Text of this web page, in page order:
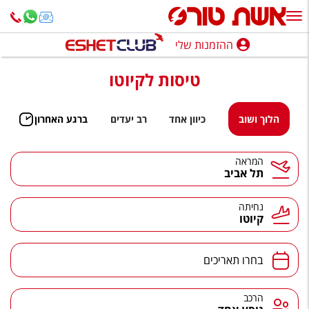
ההזמנות שלי
חופשה לפי סגנון
מלונות באילת
טיולים מאורגנים
סגנונות טיול
חבילות נופש
הרגע האחרון
חבילות בריאות וספא
ההזמנות שלי
טיסות לקיוטו
הלוך ושוב כיוון אחד רב יעדים ברגע האחרון
המראה
תל אביב
נחיתה
קיוטו
בחרו תאריכים
הרכב